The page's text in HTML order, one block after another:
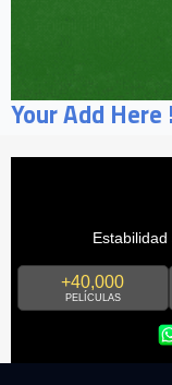
Your Add Here
+40,000
PELÍCULAS